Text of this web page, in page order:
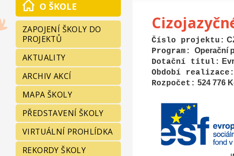
Číslo projektu:
Program : Operační
Dotační titul :
Období realizace:
Rozpočet: 524 776
O ŠKOLE
ZAPOJENÍ ŠKOLY DO
PROJEKTŮ
AKTUALITY
ARCHIV AKCÍ
MAPA ŠKOLY
PŘEDSTAVENÍ ŠKOLY
VIRTUÁLNÍ PROHLÍDKA
REKORDY ŠKOLY